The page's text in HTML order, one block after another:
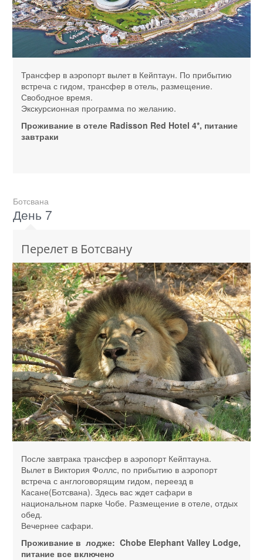
Трансфер в аэропорт вылет в Кейптаун. По прибытию
встреча с гидом, трансфер в отель, размещение.
Свободное время.
Экскурсионная программа по желанию.
Проживание в отеле Radisson Red Hotel 4*, питание
завтраки
Ботсвана
День 7
Перелет в Ботсвану
После завтрака трансфер в аэропорт Кейптауна.
Вылет в Виктория Фоллс, по прибытию в аэропорт
встреча с англоговорящим гидом, переезд в
Касане(Ботсвана). Здесь вас ждет сафари в
национальном парке Чобе. Размещение в отеле, отдых
обед.
Вечернее сафари.
Проживание в лодже: Chobe Elephant Valley Lodge,
питание все включено